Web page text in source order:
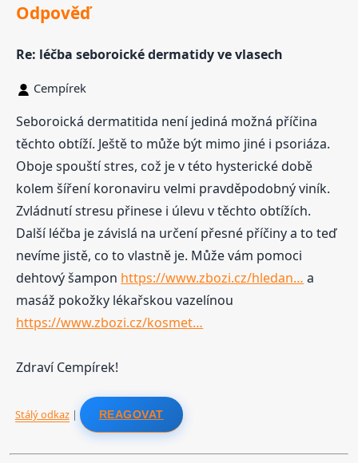
Odpověď
Re: léčba seboroické dermatidy ve vlasech
Cempírek
Seboroická dermatitida není jediná možná příčina
těchto obtíží. Ještě to může být mimo jiné i psoriáza.
Oboje spouští stres, což je v této hysterické době
kolem šíření koronaviru velmi pravděpodobný viník.
Zvládnutí stresu přinese i úlevu v těchto obtížích.
Další léčba je závislá na určení přesné příčiny a to teď
nevíme jistě, co to vlastně je. Může vám pomoci
dehtový šampon https://www.zbozi.cz/hledan… a
masáž pokožky lékařskou vazelínou
https://www.zbozi.cz/kosmet…
Zdraví Cempírek!
Stálý odkaz| REAGOVAT